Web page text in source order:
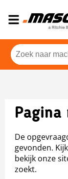
Pagina
De
gevonden.
bekijk onze
zoekt.